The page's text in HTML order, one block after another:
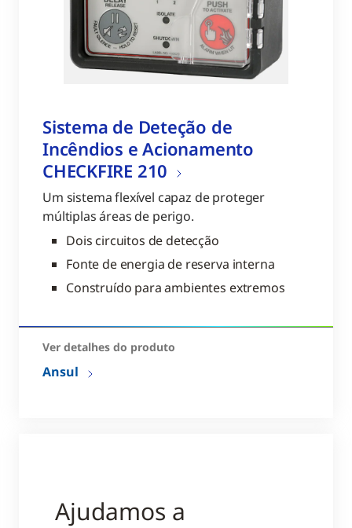
Sistema de Deteção de
Incêndios e Acionamento
CHECKFIRE 210
Um sistema flexível capaz de proteger
múltiplas áreas de perigo.
Dois circuitos de detecção
Fonte de energia de reserva interna
Construído para ambientes extremos
Ver detalhes do produto
Ansul
Ajudamos a